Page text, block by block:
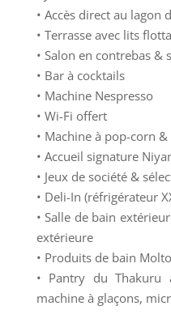
• Accès direct au lagon
• Terrasse avec lits
• Salon en contrebas &
• Bar à cocktails
• Machine Nespresso
• Wi-Fi offert
• Machine à pop-corn
• Accueil signature
• Jeux de société &
• Deli-In (réfrigérateur
• Salle de bain
extérieure
• Produits de bain
• Pantry du Thakuru
machine à glaçons,